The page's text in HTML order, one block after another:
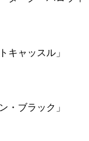
キャッスル」
・ブラック」